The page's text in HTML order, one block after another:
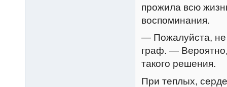
прожила всю
воспоминания.
— Пожалуйста, не
граф. —
такого решения.
При теплых,